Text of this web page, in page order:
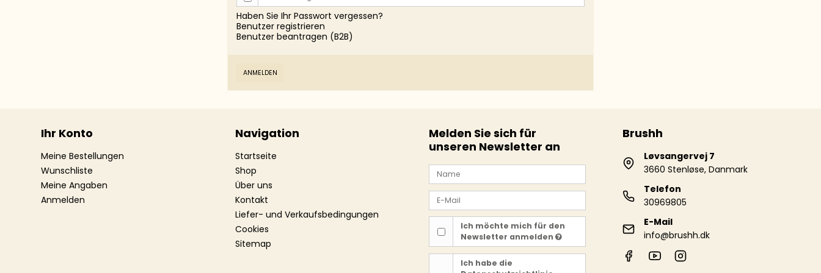
Haben Sie Ihr Passwort vergessen?
Benutzer registrieren
Benutzer beantragen (B2B)
ANMELDEN
Ihr Konto
Meine Bestellungen
Wunschliste
Meine Angaben
Anmelden
Navigation
Startseite
Shop
Über uns
Kontakt
Liefer- und Verkaufsbedingungen
Cookies
Sitemap
Melden Sie sich für
unseren Newsletter an
Ich möchte mich für den
Newsletter anmelden
Ich habe die
Brushh
Løvsangervej 7
3660 Stenløse, Danmark
Telefon
30969805
E-Mail
info@brushh.dk